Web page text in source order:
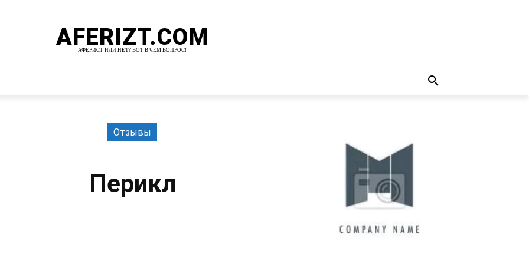
AFERIZT.COM
АФЕРИСТ ИЛИ НЕТ? ВОТ В ЧЕМ ВОПРОС!
Отзывы
Перикл